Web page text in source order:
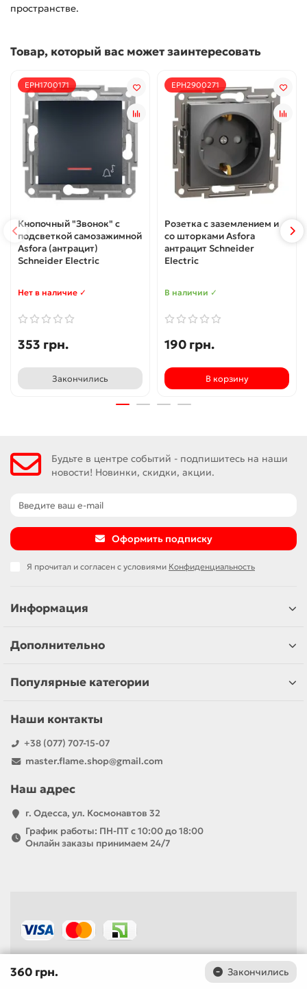
пространстве.
Товар, который вас может заинтересовать
EPH1700171
Кнопочный "Звонок" с
подсветкой самозажимной
Asfora (антрацит)
Schneider Electric
Нет в наличие ✓
353 грн.
Закончились
EPH2900271
Розетка с заземлением и
со шторками Asfora
антрацит Schneider
Electric
В наличии ✓
190 грн.
В корзину
Будьте в центре событий - подпишитесь на наши
новости! Новинки, скидки, акции.
Оформить подписку
Я прочитал и согласен с условиями Конфиденциальность
Информация
Дополнительно
Популярные категории
Наши контакты
+38 (077) 707-15-07
master.flame.shop@gmail.com
Наш адрес
г. Одесса, ул. Космонавтов 32
График работы: ПН-ПТ с 10:00 до 18:00
Онлайн заказы принимаем 24/7
360 грн. Закончились